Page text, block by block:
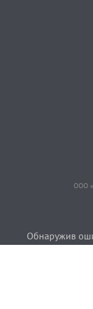
ООО
Обнаружив